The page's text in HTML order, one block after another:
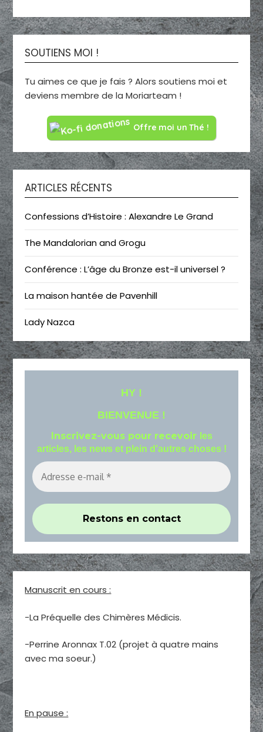
SOUTIENS MOI !
Tu aimes ce que je fais ? Alors soutiens moi et
deviens membre de la Moriarteam !
Offre moi un Thé !
ARTICLES RÉCENTS
Confessions d’Histoire : Alexandre Le Grand
The Mandalorian and Grogu
Conférence : L’âge du Bronze est-il universel ?
La maison hantée de Pavenhill
Lady Nazca
HY !
BIENVENUE !
Inscrivez-vous pour recevoir les
articles, les news et plein d'autres choses !
Manuscrit en cours :
-La Préquelle des Chimères Médicis.
-Perrine Aronnax T.02 (projet à quatre mains
avec ma soeur.)
En pause :